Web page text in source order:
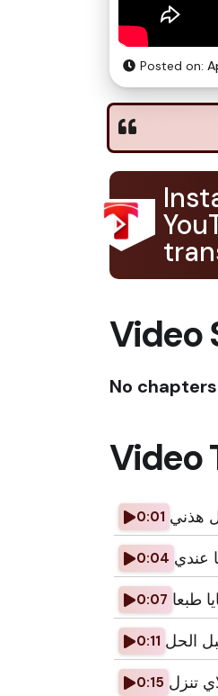
Posted on:
Video
No
Video
0:01 هذني
0:04 عندي
0:07
0:11 الحل
0:15 تنزل